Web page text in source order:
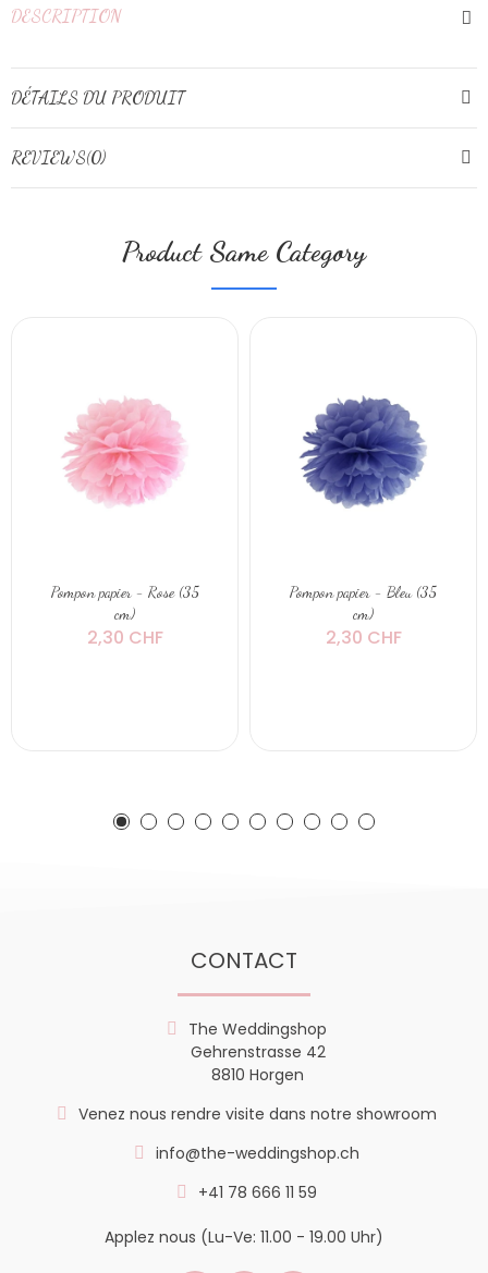
DESCRIPTION
DÉTAILS DU PRODUIT
REVIEWS(0)
Product Same Category
Pompon papier - Rose (35
cm)
2,30 CHF
Pompon papier - Bleu (35
cm)
2,30 CHF
CONTACT
The Weddingshop
Gehrenstrasse 42
8810 Horgen
Venez nous rendre visite dans notre showroom
info@the-weddingshop.ch
+41 78 666 11 59
Applez nous (Lu-Ve: 11.00 - 19.00 Uhr)